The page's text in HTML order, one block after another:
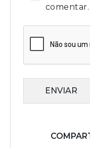
comentar.
ENVIAR